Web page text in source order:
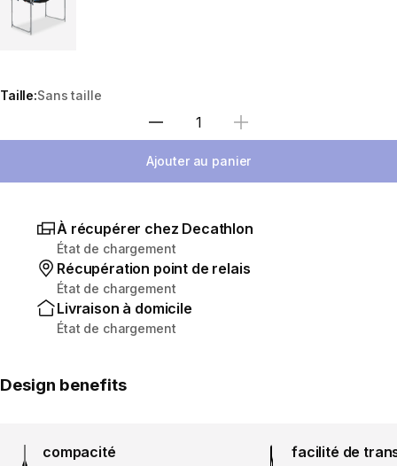
Taille:Sans taille
Sélectionnez la quantité
Ajouter au panier
À récupérer chez Decathlon
État de chargement
Récupération point de relais
État de chargement
Livraison à domicile
État de chargement
Design benefits
compacité facilité de